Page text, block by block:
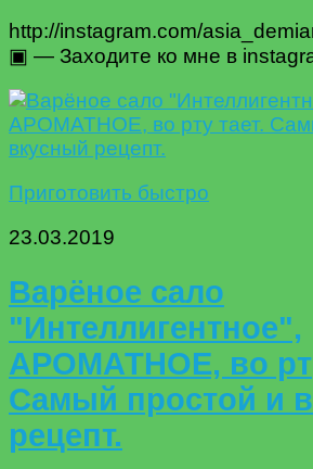
http://instagram.com/
▣ — Заходите ко мне в
Приготовить быстро
23.03.2019
Варёное сало
"Интеллигентное",
АРОМАТНОЕ, во
Самый простой и
рецепт.